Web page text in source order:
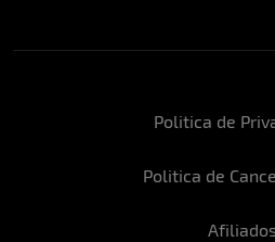
Politica de
Politica de